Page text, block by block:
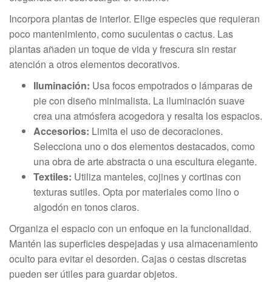
Incorpora plantas de interior. Elige especies que requieran
poco mantenimiento, como suculentas o cactus. Las
plantas añaden un toque de vida y frescura sin restar
atención a otros elementos decorativos.
Iluminación: Usa focos empotrados o lámparas de
pie con diseño minimalista. La iluminación suave
crea una atmósfera acogedora y resalta los espacios.
Accesorios: Limita el uso de decoraciones.
Selecciona uno o dos elementos destacados, como
una obra de arte abstracta o una escultura elegante.
Textiles: Utiliza manteles, cojines y cortinas con
texturas sutiles. Opta por materiales como lino o
algodón en tonos claros.
Organiza el espacio con un enfoque en la funcionalidad.
Mantén las superficies despejadas y usa almacenamiento
oculto para evitar el desorden. Cajas o cestas discretas
pueden ser útiles para guardar objetos.